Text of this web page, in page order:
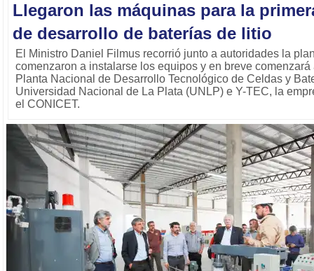
Llegaron las máquinas para la
de desarrollo de baterías de litio
El Ministro Daniel Filmus recorrió junto a autoridades la
comenzaron a instalarse los equipos y en breve
Planta Nacional de Desarrollo Tecnológico de Celdas y
Universidad Nacional de La Plata (UNLP) e Y-TEC, la
el CONICET.